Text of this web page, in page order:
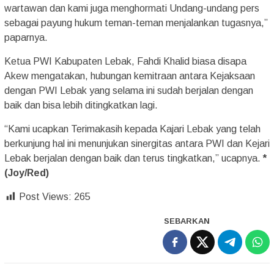
wartawan dan kami juga menghormati Undang-undang pers
sebagai payung hukum teman-teman menjalankan tugasnya,”
paparnya.
Ketua PWI Kabupaten Lebak, Fahdi Khalid biasa disapa
Akew mengatakan, hubungan kemitraan antara Kejaksaan
dengan PWI Lebak yang selama ini sudah berjalan dengan
baik dan bisa lebih ditingkatkan lagi.
“Kami ucapkan Terimakasih kepada Kajari Lebak yang telah
berkunjung hal ini menunjukan sinergitas antara PWI dan Kejari
Lebak berjalan dengan baik dan terus tingkatkan,” ucapnya.*
(Joy/Red)
Post Views: 265
SEBARKAN